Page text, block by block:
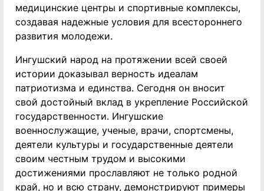
медицинские центры и спортивные комплексы,
создавая надежные условия для всестороннего
развития молодежи.
Ингушский народ на протяжении всей своей
истории доказывал верность идеалам
патриотизма и единства. Сегодня он вносит
свой достойный вклад в укрепление Российской
государственности. Ингушские
военнослужащие, ученые, врачи, спортсмены,
деятели культуры и государственные деятели
своим честным трудом и высокими
достижениями прославляют не только родной
край, но и всю страну, демонстрируют примеры